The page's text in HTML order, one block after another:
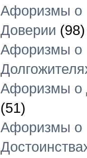
Афоризмы о
Доверии (98)
Афоризмы о
Афоризмы о
(51)
Афоризмы о